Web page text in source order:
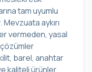
tam uyumlu
aykırı
vermeden, yasal
barel, anahtar
kaliteli ürünler